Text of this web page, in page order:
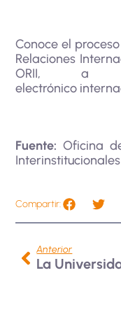
Conoce el
Relaciones
ORII, a
electrónico
Fuente: Oficina
Interinstitucionales
Compartir:
Anterior